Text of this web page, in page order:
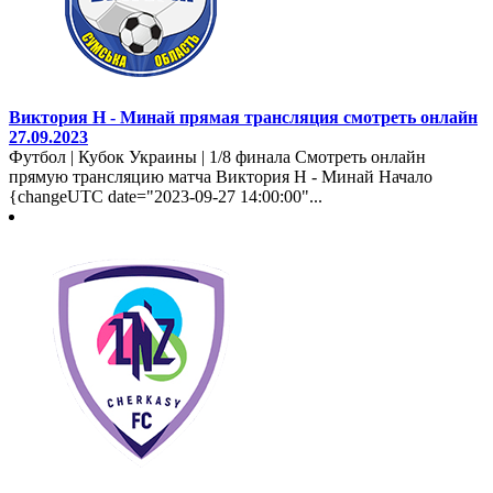
Виктория Н - Минай прямая трансляция смотреть онлайн
27.09.2023
Футбол | Кубок Украины | 1/8 финала Смотреть онлайн
прямую трансляцию матча Виктория Н - Минай Начало
{changeUTC date="2023-09-27 14:00:00"...